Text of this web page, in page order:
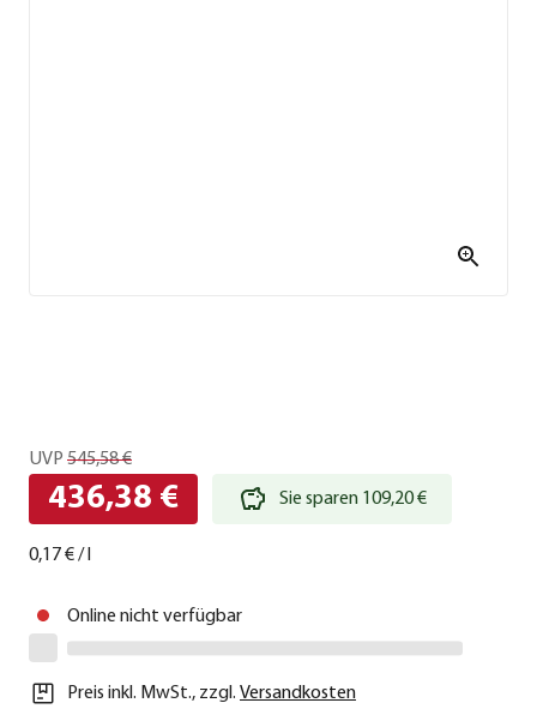
UVP 545,58 €
436,38 € Sie sparen 109,20 €
0,17 €/l
Online nicht verfügbar
Preis inkl. MwSt., zzgl. Versandkosten